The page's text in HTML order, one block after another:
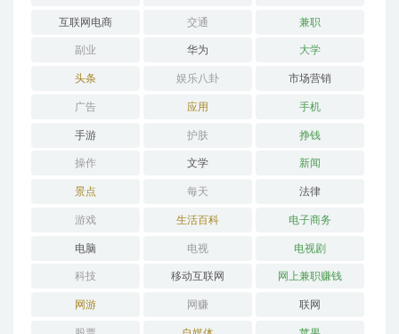
互联网电商 交通 兼职
副业 华为 大学
头条 娱乐八卦 市场营销
广告 应用 手机
手游 护肤 挣钱
操作 文学 新闻
景点 每天 法律
游戏 生活百科 电子商务
电脑 电视 电视剧
科技 移动互联网 网上兼职赚钱
网游 网赚 联网